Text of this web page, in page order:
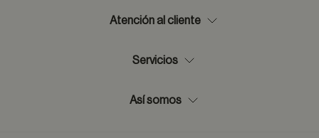
Atención al cliente
Servicios
Así somos